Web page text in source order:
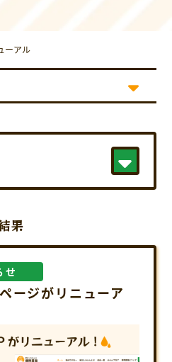
い合わせ
ーポリシー
ーアル
果
せ
ージがリニューア